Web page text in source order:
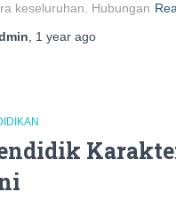
keseluruhan. Hubungan
1 year ago